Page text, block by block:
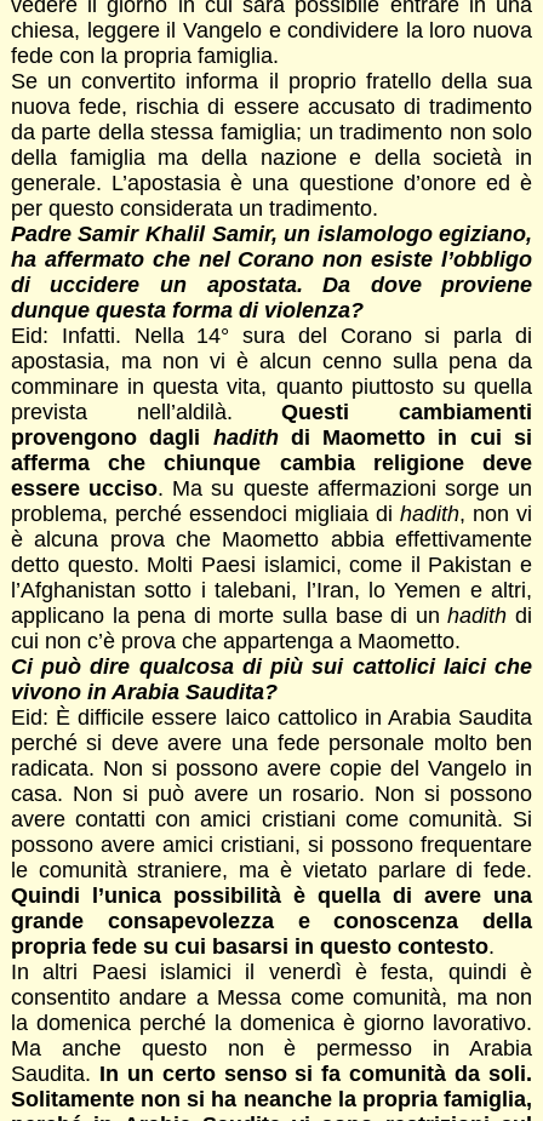
vedere il giorno in cui sarà possibile entrare in una
chiesa, leggere il Vangelo e condividere la loro nuova
fede con la propria famiglia.
Se un convertito informa il proprio fratello della sua
nuova fede, rischia di essere accusato di tradimento
da parte della stessa famiglia; un tradimento non solo
della famiglia ma della nazione e della società in
generale. L’apostasia è una questione d’onore ed è
per questo considerata un tradimento.
Padre Samir Khalil Samir, un islamologo egiziano,
ha affermato che nel Corano non esiste l’obbligo
di uccidere un apostata. Da dove proviene
dunque questa forma di violenza?
Eid: Infatti. Nella 14° sura del Corano si parla di
apostasia, ma non vi è alcun cenno sulla pena da
comminare in questa vita, quanto piuttosto su quella
prevista nell’aldilà.Questi cambiamenti
provengono dagli hadithdi Maometto in cui si
afferma che chiunque cambia religione deve
essere ucciso. Ma su queste affermazioni sorge un
problema, perché essendoci migliaia dihadith, non vi
è alcuna prova che Maometto abbia effettivamente
detto questo. Molti Paesi islamici, come il Pakistan e
l’Afghanistan sotto i talebani, l’Iran, lo Yemen e altri,
applicano la pena di morte sulla base di unhadith di
cui non c’è prova che appartenga a Maometto.
Ci può dire qualcosa di più sui cattolici laici che
vivono in Arabia Saudita?
Eid: È difficile essere laico cattolico in Arabia Saudita
perché si deve avere una fede personale molto ben
radicata. Non si possono avere copie del Vangelo in
casa. Non si può avere un rosario. Non si possono
avere contatti con amici cristiani come comunità. Si
possono avere amici cristiani, si possono frequentare
le comunità straniere, ma è vietato parlare di fede.
Quindi l’unica possibilità è quella di avere una
grande consapevolezza e conoscenza della
propria fede su cui basarsi in questo contesto.
In altri Paesi islamici il venerdì è festa, quindi è
consentito andare a Messa come comunità, ma non
la domenica perché la domenica è giorno lavorativo.
Ma anche questo non è permesso in Arabia
Saudita. In un certo senso si fa comunità da soli.
Solitamente non si ha neanche la propria famiglia,